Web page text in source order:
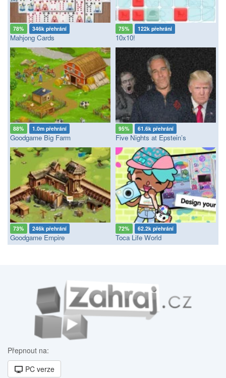
78% 346k přehrání
Mahjong Cards
75% 122k přehrání
10x10!
88% 1.0m přehrání
Goodgame Big Farm
95% 61.6k přehrání
Five Nights at Epstein’s
73% 246k přehrání
Goodgame Empire
72% 62.2k přehrání
Toca Life World
Přepnout na:
PC verze